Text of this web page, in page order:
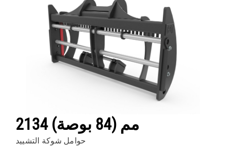
2134 مم (84 بوصة)
حوامل شوكة التشييد